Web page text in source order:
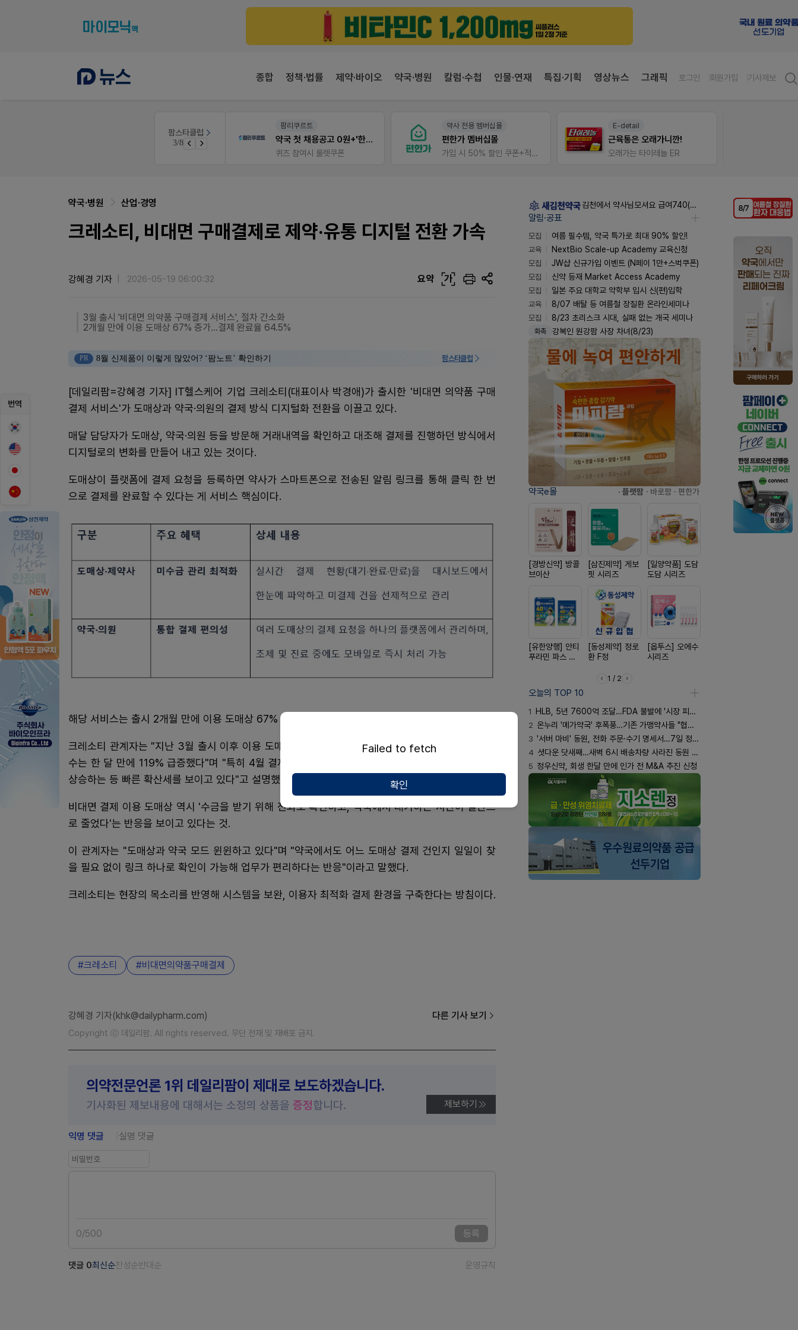
종합 정책·법률 제약·바이오 약국·병원 칼럼·수첩 인물·연재 특집·기획 영상뉴스 그래픽 로그인 회원가입 기사제보
팜스타클럽
3/8
약국 마케팅 성공사례
팜리쿠르트
약국 첫 채용공고 0원+'한번 더' 무료 연장
퀴즈 참여시 룰렛쿠폰
약사 전용 멤버십몰
편한가 멤버십몰
가입 시 50% 할인 쿠폰+적립금까지!
E-detail
근육통은 오래가니깐!
오래가는 타이레놀 ER
번역
약국·병원 산업·경영
크레소티, 비대면 구매결제로 제약·유통 디지털 전환 가속
강혜경 기자 2026-05-19 06:00:32 요약 가
3월 출시 '비대면 의약품 구매결제 서비스', 절차 간소화
2개월 만에 이용 도매상 67% 증가…결제 완료율 64.5%
PR 8월 신제품이 이렇게 많았어? ‘팜노트’ 확인하기 팜스타클럽
[데일리팜=강혜경 기자] IT헬스케어 기업 크레소티(대표이사 박경애)가 출시한 '비대면 의약품 구매
결제 서비스'가 도매상과 약국·의원의 결제 방식 디지털화 전환을 이끌고 있다.
매달 담당자가 도매상, 약국·의원 등을 방문해 거래내역을 확인하고 대조해 결제를 진행하던 방식에서
디지털로의 변화를 만들어 내고 있는 것이다.
도매상이 플랫폼에 결제 요청을 등록하면 약사가 스마트폰으로 전송된 알림 링크를 통해 클릭 한 번
으로 결제를 완료할 수 있다는 게 서비스 핵심이다.
해당 서비스는 출시 2개월 만에 이용 도매상 67% 증가라는 성과를 입증하고 있다.
크레소티 관계자는 "지난 3월 출시 이후 이용 도매상 수가 9개에서 15개로 증가했으며, 결제 거래처
수는 한 달 만에 119% 급증했다"며 "특히 4월 결제 완료율은 64.5%를 기록하며 전월 대비 15.9%p
상승하는 등 빠른 확산세를 보이고 있다"고 설명했다.
비대면 결제 이용 도매상 역시 '수금을 받기 위해 전화로 확인하고, 약국에서 대기하는 시간이 절반으
로 줄었다'는 반응을 보이고 있다는 것.
이 관계자는 "도매상과 약국 모드 윈윈하고 있다"며 "약국에서도 어느 도매상 결제 건인지 일일이 찾
을 필요 없이 링크 하나로 확인이 가능해 업무가 편리하다는 반응"이라고 말했다.
크레소티는 현장의 목소리를 반영해 시스템을 보완, 이용자 최적화 결제 환경을 구축한다는 방침이다.
크레소티 비대면의약품구매결제
강혜경 기자(khk@dailypharm.com) 다른 기사 보기
Copyright ⓒ 데일리팜. All rights reserved. 무단 전재 및 재배포 금지.
의약전문언론 1위 데일리팜이 제대로 보도하겠습니다.
기사화된 제보내용에 대해서는 소정의 상품을 증정합니다. 제보하기
익명 댓글 실명 댓글
0/500 등록
댓글 0최신순찬성순반대순 운영규칙
김천에서 약사님모셔요 급여740(퇴직금선지급시실수령800),KTXSRT김천구미역있음
알림·공표
모집
여름 필수템, 약국 특가로 최대 90% 할인!
교육
NextBio Scale-up Academy 교육신청
모집
JW샵 신규가입 이벤트 (N페이 1만+스벅쿠폰)
모집
신약 등재 Market Access Academy
모집
일본 주요 대학교 약학부 입시 신(편)입학
교육
8/07 배탈 등 여름철 장질환 온라인세미나
모집
8/23 초리스크 시대, 실패 없는 개국 세미나
화촉 강복인 원강팜 사장 차녀(8/23)
약국e몰 · 플랫팜 · 바로팜 · 편한가
[경방신약] 방콜
브이산
[삼진제약] 게보
핏 시리즈
[일양약품] 도담
도담 시리즈
[유한양행] 안티
푸라민 파스 시
[동성제약] 정로
환 F정
[옵투스] 오에수
시리즈
1 / 2
오늘의 TOP 10
1
HLB, 5년 7600억 조달…FDA 불발에 '시장 피로감'
2 온누리 '메가약국' 후폭풍…기존 가맹약사들 "협의체 만들자"
3 '서버 마비' 동원, 전화 주문·수기 명세서…7일 정상화 되나
4 셧다운 닷새째…새벽 6시 배송차량 사라진 동원 물류센터
5 정우신약, 회생 한달 만에 인가 전 M&A 추진 신청
Failed to fetch
확인